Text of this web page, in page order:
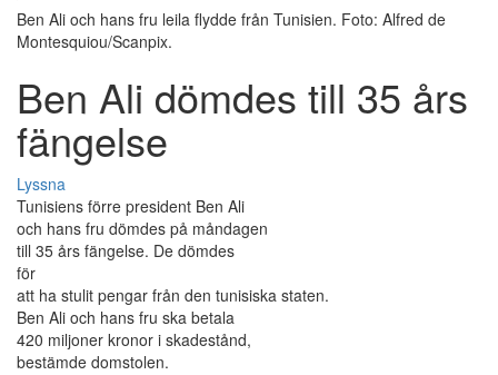
Ben Ali och hans fru leila flydde från Tunisien. Foto: Alfred de
Montesquiou/Scanpix.
Ben Ali dömdes till 35 års
fängelse
Lyssna
Tunisiens förre president Ben Ali
och hans fru dömdes på måndagen
till 35 års fängelse. De dömdes
för
att ha stulit pengar från den tunisiska staten.
Ben Ali och hans fru ska betala
420 miljoner kronor i skadestånd,
bestämde domstolen.